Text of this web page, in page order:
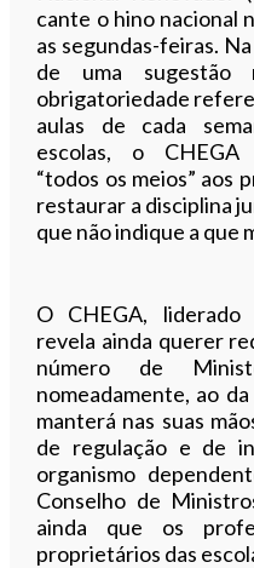
cante o hino nacional
as segundas-feiras.
de uma sugestão
obrigatoriedade
aulas de cada
escolas, o CHEGA
“todos os meios” aos
restaurar a disciplina
que não indique a que
O CHEGA,
revela ainda querer
número de
nomeadamente, ao
manterá nas suas
de regulação e de
organismo
Conselho de
ainda que os
proprietários das